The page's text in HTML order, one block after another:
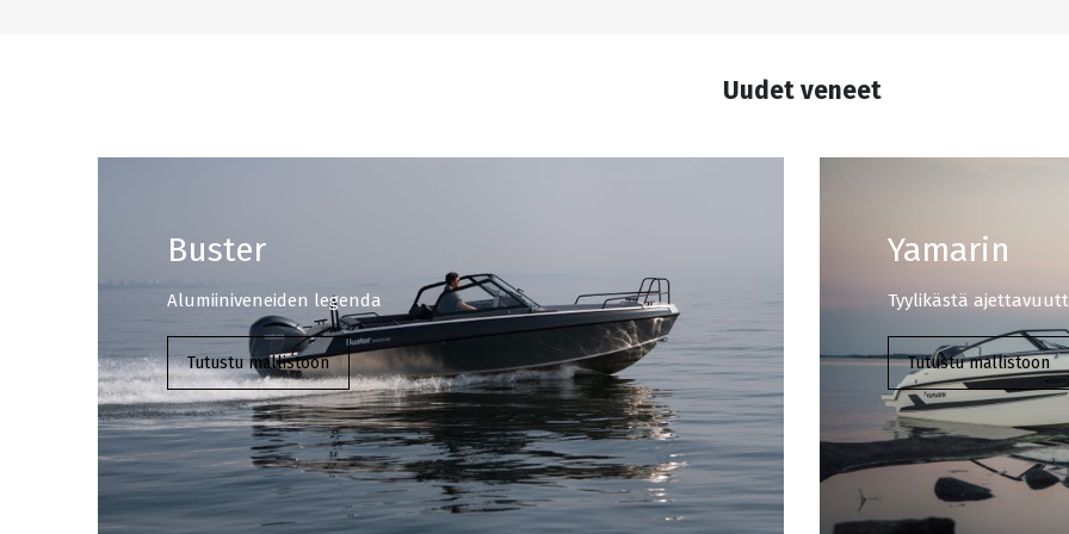
Uudet veneet
Buster
Alumiiniveneiden legenda
Tutustu mallistoon
Yamarin
Tyylikästä
Tutustu mallistoon